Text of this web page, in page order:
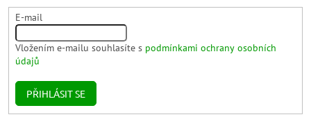
E-mail
Vložením e-mailu souhlasíte s podmínkami ochrany osobních
údajů
PŘIHLÁSIT SE